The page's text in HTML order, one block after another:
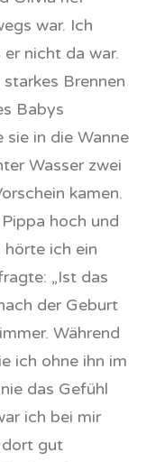
war. Ich
nicht da war.
Brennen
Babys
sie in die Wanne
Wasser zwei
kamen.
hoch und
ich ein
„Ist das
der Geburt
Während
ich ohne ihn im
das Gefühl
ich bei mir
dort gut